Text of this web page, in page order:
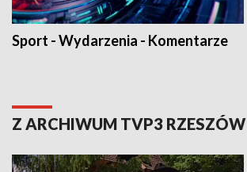
Sport - Wydarzenia - Komentarze
Z ARCHIWUM TVP3 RZESZÓW